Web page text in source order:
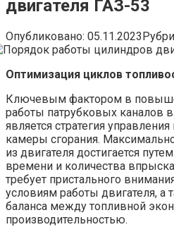
двигателя ГАЗ-53
Опубликовано: 05.11.2023
Оптимизация циклов
Ключевым фактором в
работы патрубковых каналов
является стратегия
камеры сгорания.
из двигателя достигается
времени и количества
требует пристального
условиям работы двигателя, а
баланса между топливной
производительностью.